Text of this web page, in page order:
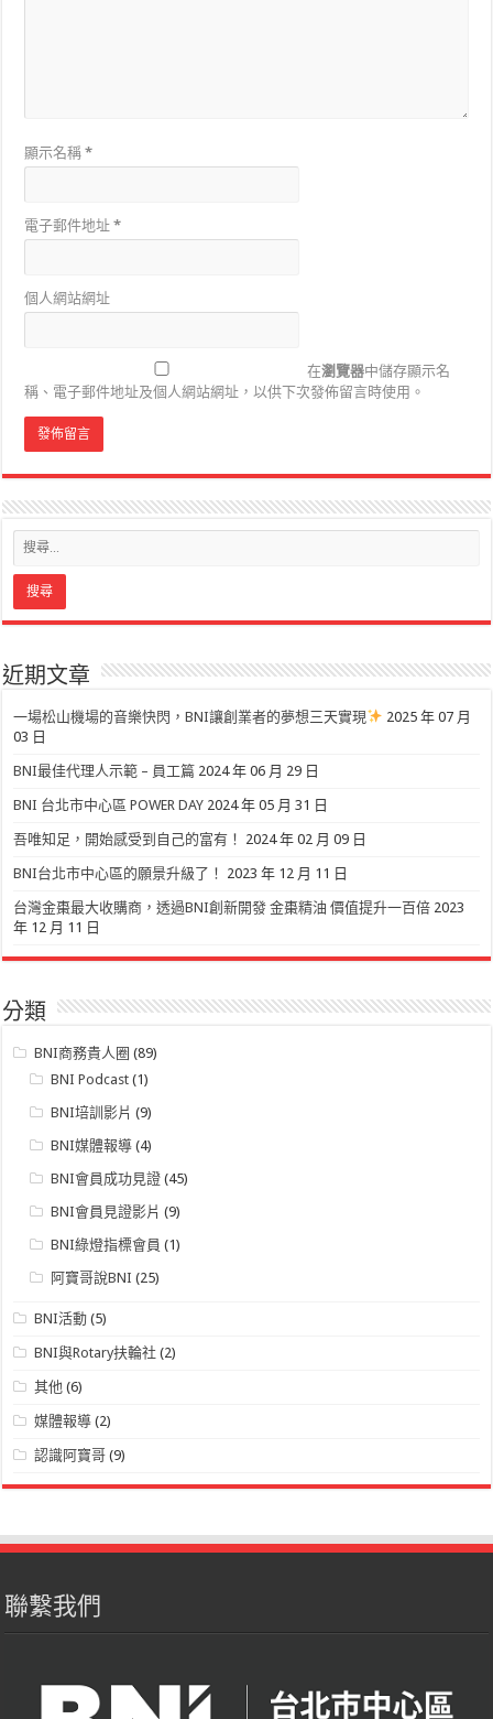
顯示名稱*
電子郵件地址*
個人網站網址
在瀏覽器中儲存顯示名
稱、電子郵件地址及個人網站網址，以供下次發佈留言時使用。
近期文章
一場松山機場的音樂快閃，BNI讓創業者的夢想三天實現
2025 年 07 月
03 日
BNI最佳代理人示範 – 員工篇 2024 年 06 月 29 日
BNI 台北市中心區 POWER DAY 2024 年 05 月 31 日
吾唯知足，開始感受到自己的富有！ 2024 年 02 月 09 日
BNI台北市中心區的願景升級了！ 2023 年 12 月 11 日
台灣金棗最大收購商，透過BNI創新開發 金棗精油 價值提升一百倍 2023
年 12 月 11 日
分類
BNI商務貴人圈 (89)
BNI Podcast (1)
BNI培訓影片 (9)
BNI媒體報導 (4)
BNI會員成功見證 (45)
BNI會員見證影片 (9)
BNI綠燈指標會員 (1)
阿寶哥說BNI (25)
BNI活動 (5)
BNI與Rotary扶輪社 (2)
其他 (6)
媒體報導 (2)
認識阿寶哥 (9)
聯繫我們